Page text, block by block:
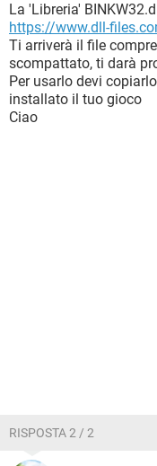
La 'Libreria'
https://www.dll-
Ti arriverà il file
scompattato, ti darà
Per usarlo devi
installato il tuo gioco
Ciao
RISPOSTA 2 / 2